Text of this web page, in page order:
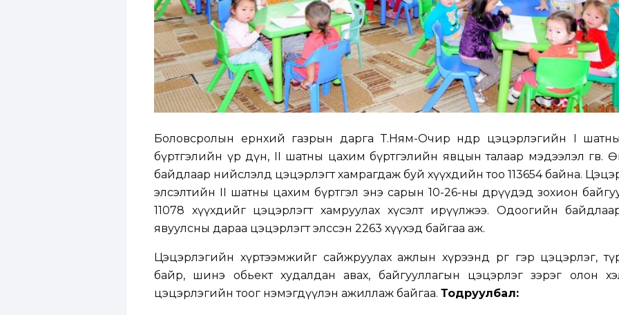
Боловсролын ерөнхий газрын дарга Т.Ням-Очир өнөөдөр цэцэрлэгийн I
бүртгэлийн үр дүн, II шатны цахим бүртгэлийн явцын талаар мэдээлэл өгөв.
байдлаар нийслэлд цэцэрлэгт хамрагдаж буй хүүхдийн тоо 113654 байна.
элсэлтийн II шатны цахим бүртгэл энэ сарын 10-26-ны өдрүүдэд зохион
11078 хүүхдийг цэцэрлэгт хамруулах хүсэлт ирүүлжээ. Одоогийн
явуулсны дараа цэцэрлэгт элссэн 2263 хүүхэд байгаа аж.
Цэцэрлэгийн хүртээмжийг сайжруулах ажлын хүрээнд өргөө гэр цэцэрлэг,
байр, шинэ обьект худалдан авах, байгууллагын цэцэрлэг зэрэг олон
цэцэрлэгийн тоог нэмэгдүүлэн ажиллаж байгаа. Тодруулбал: